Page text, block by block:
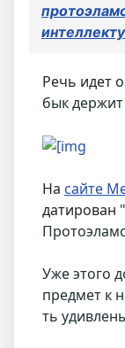
Речь идет
бык держит
На сайте
датирован "
Уже этого
предмет к
ть